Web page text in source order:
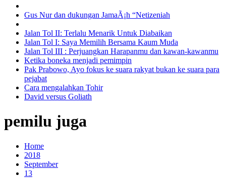
Gus Nur dan dukungan JamaÃ¡h “Netizeniah
Jalan Tol II: Terlalu Menarik Untuk Diabaikan
Jalan Tol I: Saya Memilih Bersama Kaum Muda
Jalan Tol III : Perjuangkan Harapanmu dan kawan-kawanmu
Ketika boneka menjadi pemimpin
Pak Prabowo, Ayo fokus ke suara rakyat bukan ke suara para
pejabat
Cara mengalahkan Tohir
David versus Goliath
pemilu juga
Home
2018
September
13